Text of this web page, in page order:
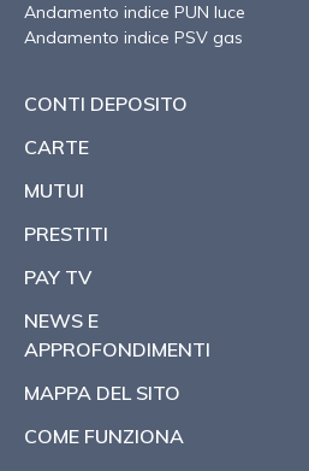
Andamento indice PUN luce
Andamento indice PSV gas
CONTI DEPOSITO
CARTE
MUTUI
PRESTITI
PAY TV
NEWS E
APPROFONDIMENTI
MAPPA DEL SITO
COME FUNZIONA